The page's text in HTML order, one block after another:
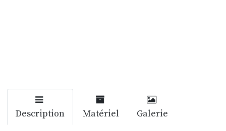
Description Matériel Galerie